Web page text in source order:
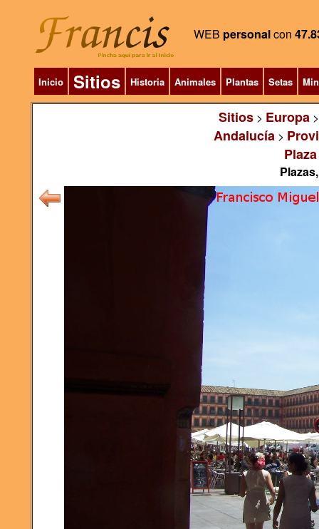
WEB personalcon
Inicio Sitios Historia Animales Plantas Setas
Sitios> Europa
Andalucía >